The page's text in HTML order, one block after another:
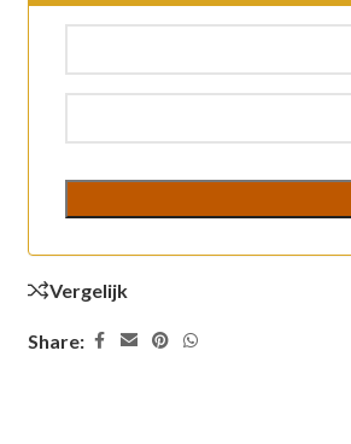
Vergelijk
Share: